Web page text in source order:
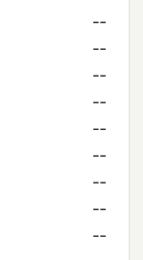
--
--
--
--
--
--
--
--
--